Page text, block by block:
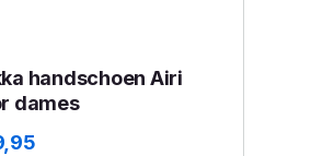
handschoen Airi
dames